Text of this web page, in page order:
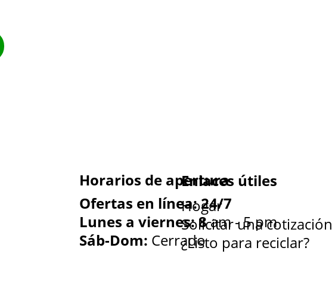
Horarios de apertura
Ofertas en línea: 24/7
Lunes a viernes: 8am - 5 pm
Sáb-Dom: Cerrado
Enlaces útiles
Hogar
Solicitar una
¿Listo para reciclar?